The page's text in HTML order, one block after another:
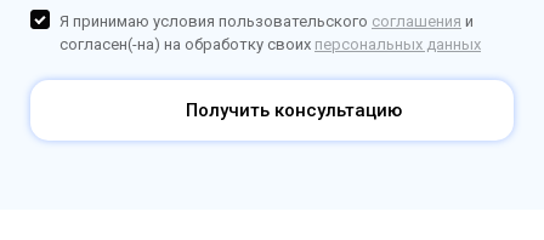
Получить консультацию
Я принимаю условия пользовательского соглашения и
согласен(-на) на обработку своих персональных данных